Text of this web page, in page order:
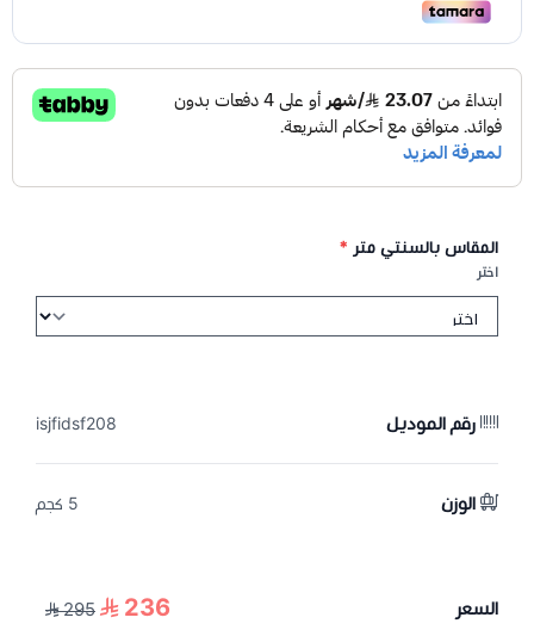
المقاس بالسنتي متر *
اختر
رقم الموديل isjfidsf208
الوزن 5 كجم
السعر 236
295